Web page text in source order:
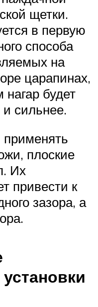
щетки.
в первую
способа
на
царапинах,
нагар будет
сильнее.
применять
плоские
Их
привести к
зазора, а